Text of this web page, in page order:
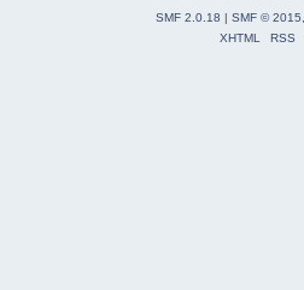
SMF 2.0.18 | SMF © 2015
XHTML
RSS